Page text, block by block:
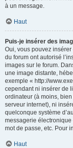
à un message.
Haut
Puis-je insérer des
Oui, vous pouvez
du forum ont autorisé
images sur le forum.
une image distante,
exemple « http://
cependant ni insérer de
ordinateur (à moins,
serveur internet), ni
quelconque système
messagerie électronique
mot de passe, etc. Pour
Haut